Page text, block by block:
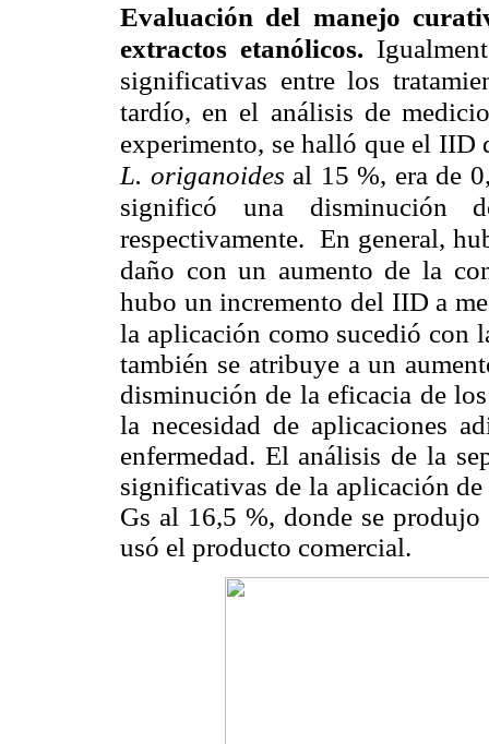
Evaluación del manejo
extractos etanólicos.
significativas entre los
tardío, en el análisis de
experimento, se halló que el IID
L. origanoides al 15 %, era de
significó una
respectivamente. En general,
daño con un aumento de la
hubo un incremento del IID a
la aplicación como sucedió con
también se atribuye a un
disminución de la eficacia de
la necesidad de aplicaciones
enfermedad. El análisis de la
significativas de la aplicación
Gs al 16,5 %, donde se
usó el producto comercial.